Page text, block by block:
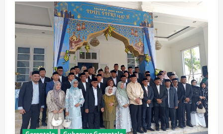
dan
Silaturahmi,Gubernur
Gusnar
Jamu
Bupati
Boalemo,Rum
Pagau.